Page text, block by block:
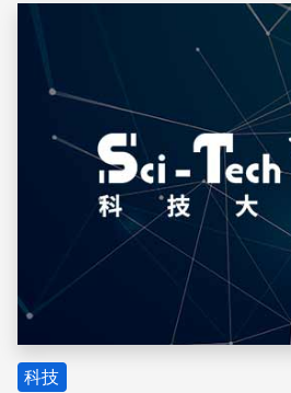
科技